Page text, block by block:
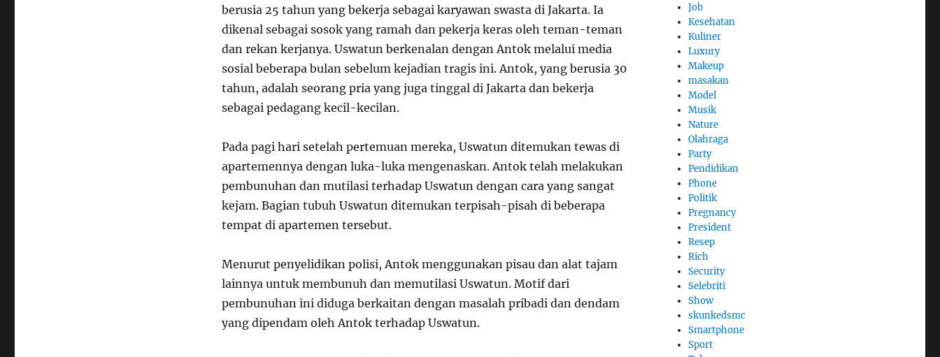
berusia 25 tahun yang bekerja sebagai karyawan swasta di Jakarta. Ia
dikenal sebagai sosok yang ramah dan pekerja keras oleh teman-teman
dan rekan kerjanya. Uswatun berkenalan dengan Antok melalui media
sosial beberapa bulan sebelum kejadian tragis ini. Antok, yang berusia 30
tahun, adalah seorang pria yang juga tinggal di Jakarta dan bekerja
sebagai pedagang kecil-kecilan.
Pada pagi hari setelah pertemuan mereka, Uswatun ditemukan tewas di
apartemennya dengan luka-luka mengenaskan. Antok telah melakukan
pembunuhan dan mutilasi terhadap Uswatun dengan cara yang sangat
kejam. Bagian tubuh Uswatun ditemukan terpisah-pisah di beberapa
tempat di apartemen tersebut.
Menurut penyelidikan polisi, Antok menggunakan pisau dan alat tajam
lainnya untuk membunuh dan memutilasi Uswatun. Motif dari
pembunuhan ini diduga berkaitan dengan masalah pribadi dan dendam
yang dipendam oleh Antok terhadap Uswatun.
Job
Kesehatan
Kuliner
Luxury
Makeup
masakan
Model
Musik
Nature
Olahraga
Party
Pendidikan
Phone
Politik
Pregnancy
President
Resep
Rich
Security
Selebriti
Show
skunkedsmc
Smartphone
Sport